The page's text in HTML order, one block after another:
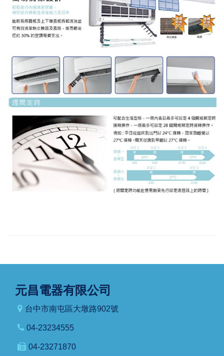
元昌電器有限公司
台中市南屯區大墩路902號
04-23234555
04-23271870